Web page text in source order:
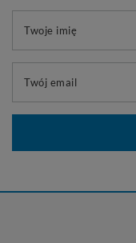
Twoje imię
Twój email